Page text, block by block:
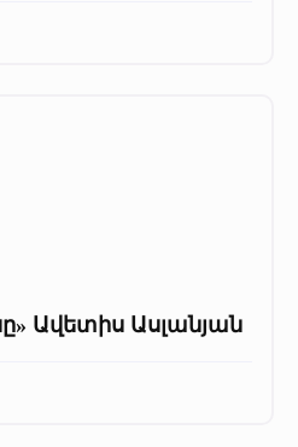
Ավետիս Ասլանյան